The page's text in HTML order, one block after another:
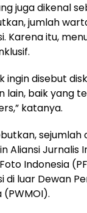
juga dikenal
jumlah
Karena itu,
ingin disebut
lain, baik yang
katanya.
Aliansi Jurnalis
Indonesia
di luar Dewan
(PWMOI).